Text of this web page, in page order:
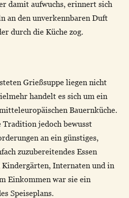
damit aufwuchs, erinnert sich
an den unverkennbaren Duft
durch die Küche zog.
Grießsuppe liegen nicht
handelt es sich um ein
Bauernküche.
Tradition jedoch bewusst
an ein günstiges,
zuzubereitendes Essen
Kindergärten, Internaten und in
Einkommen war sie ein
Speiseplans.